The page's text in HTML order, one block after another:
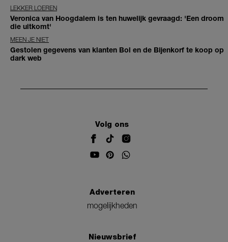
LEKKER LOEREN
Veronica van Hoogdalem is ten huwelijk gevraagd: 'Een droom
die uitkomt'
MEEN JE NIET
Gestolen gegevens van klanten Bol en de Bijenkorf te koop op
dark web
Volg ons
Adverteren
mogelijkheden
Nieuwsbrief